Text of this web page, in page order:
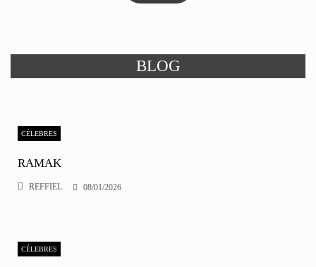
BLOG
CÉLEBRES
RAMAK
REFFIEL 08/01/2026
CÉLEBRES